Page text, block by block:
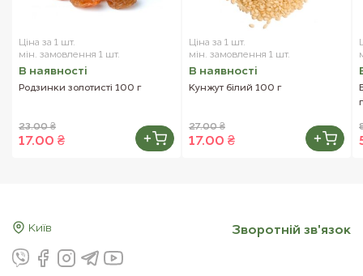
Ціна за 1 шт.
мін. замовлення 1 шт.
В наявностi
Родзинки золотисті 100 г
23.00 ₴
17.00 ₴
Ціна за 1 шт.
мін. замовлення 1 шт.
В наявностi
Кунжут білий 100 г
27.00 ₴
17.00 ₴
Київ Зворотнiй зв'язок